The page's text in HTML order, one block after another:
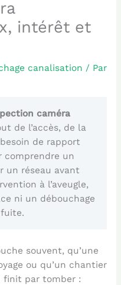
intérêt et
canalisation / Par
caméra
de l’accès, de la
de rapport
comprendre un
un réseau avant
à l’aveugle,
ni un débouchage
souvent, qu’une
ou qu’un chantier
finit par tomber :